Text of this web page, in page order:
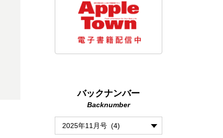
バックナンバー
Backnumber